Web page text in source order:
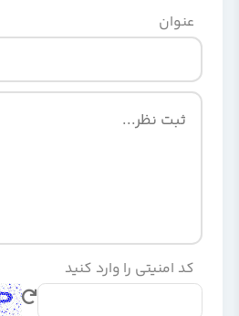
عنوان
کد امنیتی را وارد کنید